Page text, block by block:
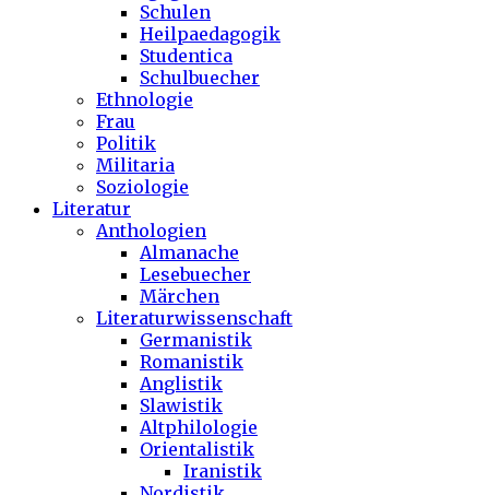
Schulen
Heilpaedagogik
Studentica
Schulbuecher
Ethnologie
Frau
Politik
Militaria
Soziologie
Literatur
Anthologien
Almanache
Lesebuecher
Märchen
Literaturwissenschaft
Germanistik
Romanistik
Anglistik
Slawistik
Altphilologie
Orientalistik
Iranistik